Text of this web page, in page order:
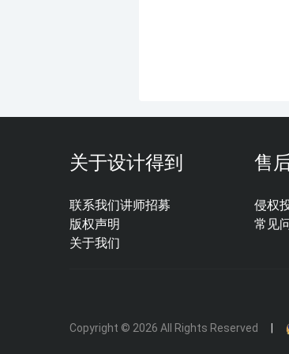
关于设计得到
联系我们
版权声明
关于我们
讲师招募
售
侵权
常见
Copyright © 2026 All Rights Reserved